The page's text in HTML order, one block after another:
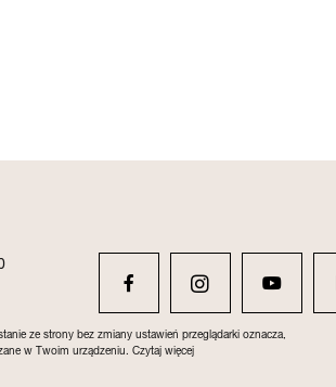
ze strony bez zmiany ustawień przeglądarki oznacza,
w Twoim urządzeniu. Czytaj więcej